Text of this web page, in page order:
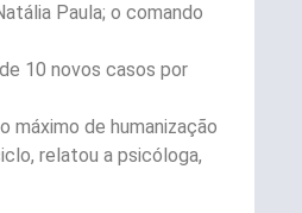
Paula; o comando
10 novos casos por
máximo de humanização
relatou a psicóloga,